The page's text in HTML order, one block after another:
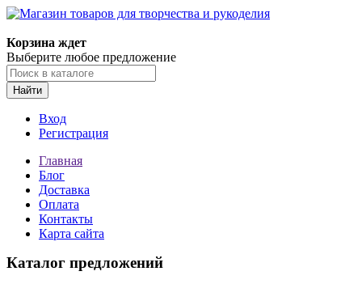
Корзина ждет
Выберите любое предложение
Найти
Вход
Регистрация
Главная
Блог
Доставка
Оплата
Контакты
Карта сайта
Каталог предложений